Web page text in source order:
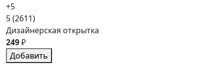
+5
5(2611)
Дизайнерская открытка
249₽
Добавить